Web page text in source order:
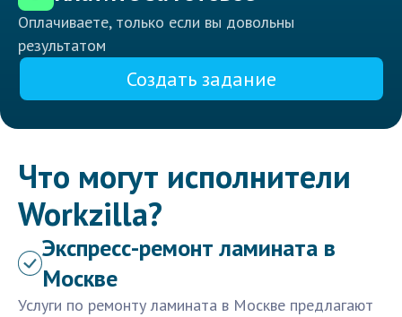
Оплачиваете, только если вы довольны
результатом
Создать задание
Что могут исполнители
Workzilla?
Экспресс-ремонт ламината в
Москве
Услуги по ремонту ламината в Москве предлагают